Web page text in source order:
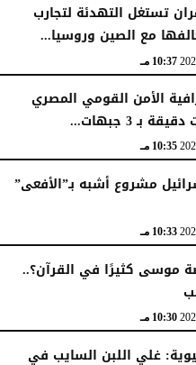
تستغل التهدئة لتجارب
مع الصين وروسيا...
10:37 مـ
الأمن القومي المصري
بـ 3 جبهات...
10:35 مـ
مشروع أشبه بـ”الأفعى”
10:33 مـ
موسى كثيرًا في القرآن؟..
10:30 مـ
غلي اللبن السايب في